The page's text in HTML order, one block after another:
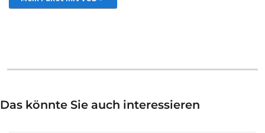
Das könnte Sie auch interessieren